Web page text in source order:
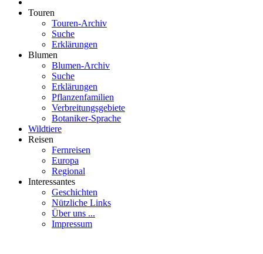
Touren
Touren-Archiv
Suche
Erklärungen
Blumen
Blumen-Archiv
Suche
Erklärungen
Pflanzenfamilien
Verbreitungsgebiete
Botaniker-Sprache
Wildtiere
Reisen
Fernreisen
Europa
Regional
Interessantes
Geschichten
Nützliche Links
Über uns ...
Impressum